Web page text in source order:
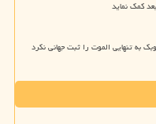
به تنهایی الموت را ثبت جهانی نکرد